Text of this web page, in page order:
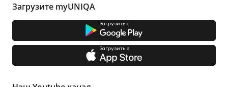
Загрузите myUNIQA
Загрузить з
Загрузить з